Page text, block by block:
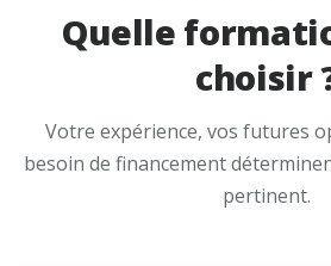
Quelle
choisir
Votre expérience, vos futures
besoin de financement
pertinent.